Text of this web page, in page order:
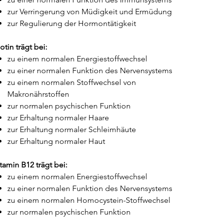
zur Verringerung von Müdigkeit und Ermüdung
zur Regulierung der Hormontätigkeit
trägt bei:
zu einem normalen Energiestoffwechsel
zu einer normalen Funktion des Nervensystems
zu einem normalen Stoffwechsel von
Makronährstoffen
zur normalen psychischen Funktion
zur Erhaltung normaler Haare
zur Erhaltung normaler Schleimhäute
zur Erhaltung normaler Haut
B12 trägt bei:
zu einem normalen Energiestoffwechsel
zu einer normalen Funktion des Nervensystems
zu einem normalen Homocystein-Stoffwechsel
zur normalen psychischen Funktion